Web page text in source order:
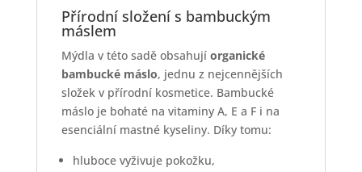
Přírodní složení s bambuckým
máslem
Mýdla v této sadě obsahují organické
bambucké máslo, jednu z nejcennějších
složek v přírodní kosmetice. Bambucké
máslo je bohaté na vitaminy A, E a F i na
esenciální mastné kyseliny. Díky tomu:
hluboce vyživuje pokožku,